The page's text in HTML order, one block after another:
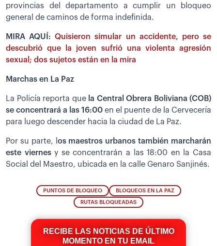
provincias del departamento a cumplir un bloqueo
general de caminos de forma indefinida.
MIRA AQUÍ:Quisieron simular un accidente, pero se
descubrió que la joven sufrió una violenta agresión
sexual; dos sujetos están en la mira
Marchas en La Paz
La Policía reporta que la Central Obrera Boliviana (COB)
se concentrará a las 16:00 en el puente de la Cervecería
para luego descender hacia la ciudad de La Paz.
Por su parte, l os maestros urbanos también marcharán
este viernesy se concentrarán a las 18:00 en la Casa
Social del Maestro, ubicada en la calle Genaro Sanjinés.
PUNTOS DE BLOQUEO BLOQUEOS EN LA PAZ
RUTAS BLOQUEADAS
RECIBE LAS NOTICIAS DE ÚLTIMO
MOMENTO EN TU EMAIL